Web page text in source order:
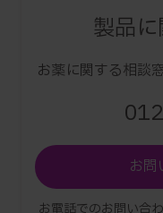
製品
お薬に関する相談
お問
お電話でのお問い合